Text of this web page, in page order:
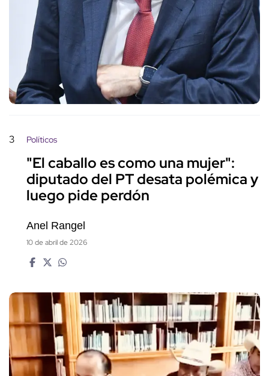
3 Políticos
"El caballo es como una mujer":
diputado del PT desata polémica y
luego pide perdón
Anel Rangel
10 de abril de 2026